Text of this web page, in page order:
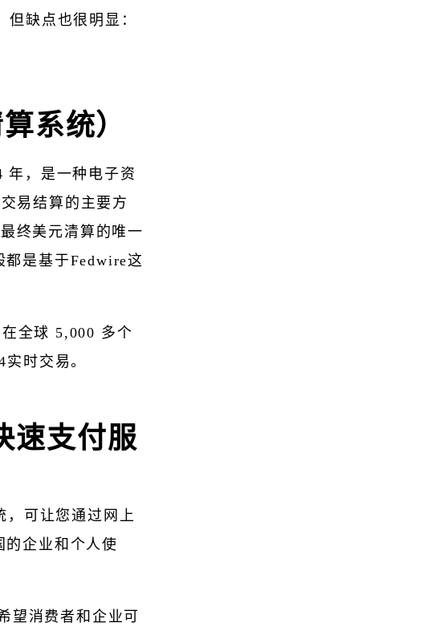
缺点也很明显：
系统）
年，是一种电子资
易结算的主要方
终美元清算的唯一
都是基于Fedwire这
全球 5,000 多个
时交易。
速支付服
，可让您通过网上
的企业和个人使
望消费者和企业可